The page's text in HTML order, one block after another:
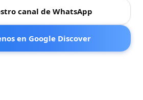
canal de WhatsApp
en Google Discover